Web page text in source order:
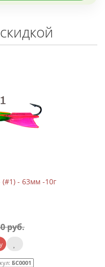
- 63мм -10г
руб.
БС0001